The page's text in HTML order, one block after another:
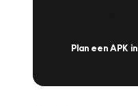
Plan een APK in